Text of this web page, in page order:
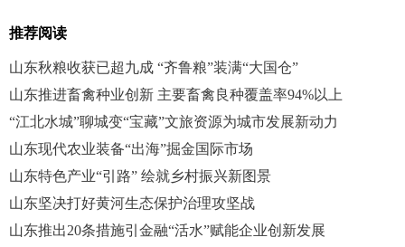
推荐阅读
山东秋粮收获已超九成 “齐鲁粮”装满“大国仓”
山东推进畜禽种业创新 主要畜禽良种覆盖率94%以上
“江北水城”聊城变“宝藏”文旅资源为城市发展新动力
山东现代农业装备“出海”掘金国际市场
山东特色产业“引路” 绘就乡村振兴新图景
山东坚决打好黄河生态保护治理攻坚战
山东推出20条措施引金融“活水”赋能企业创新发展